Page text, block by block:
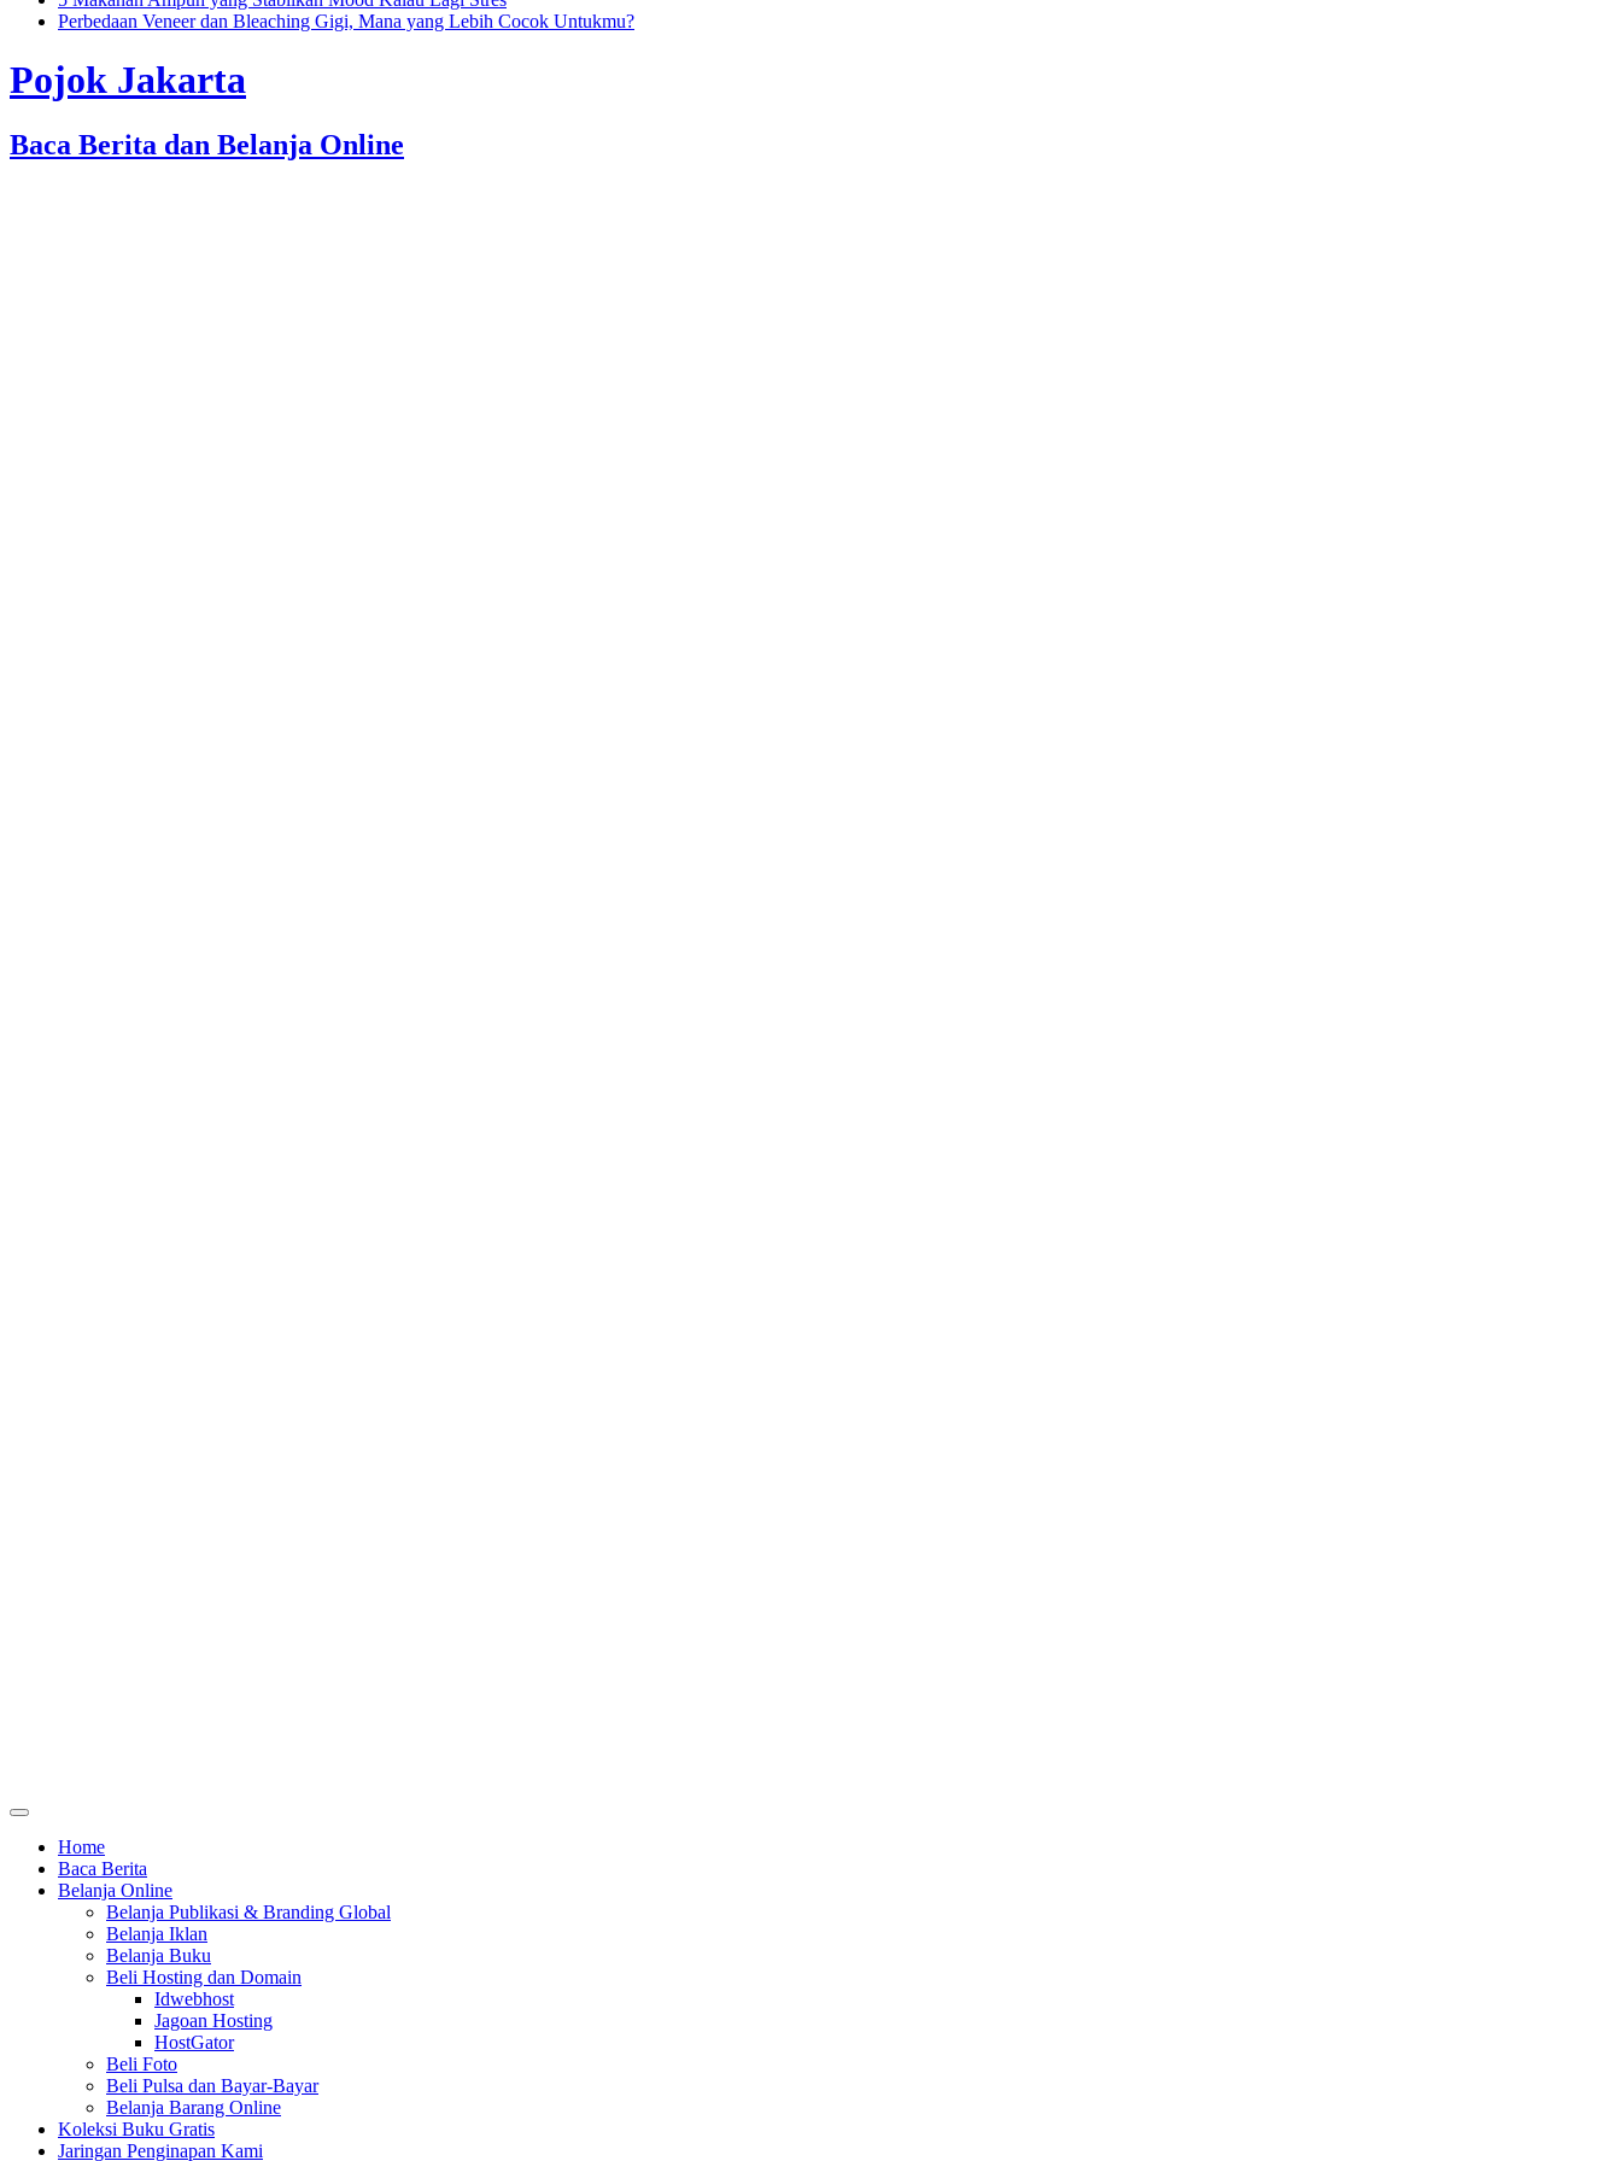
Perbedaan Veneer dan Bleaching Gigi, Mana yang Lebih Cocok Untukmu?
Pojok Jakarta
Baca Berita dan Belanja Online
Home
Baca Berita
Belanja Online
Belanja Publikasi & Branding Global
Belanja Iklan
Belanja Buku
Beli Hosting dan Domain
Idwebhost
Jagoan Hosting
HostGator
Beli Foto
Beli Pulsa dan Bayar-Bayar
Belanja Barang Online
Koleksi Buku Gratis
Jaringan Penginapan Kami